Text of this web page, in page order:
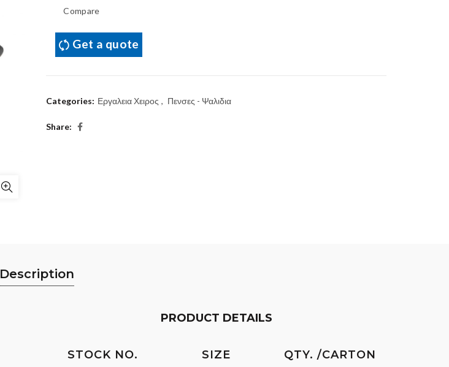
Compare
Get a quote
Categories: Εργαλεια Χειρος , Πενσες - Ψαλιδια
Share
Description
PRODUCT DETAILS
STOCK NO. SIZE QTY. /CARTON